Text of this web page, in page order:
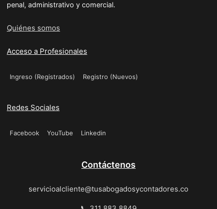
penal, administrativo y comercial.
Quiénes somos
Acceso a Profesionales
Ingreso (Registrados) Registro (Nuevos)
Redes Sociales
Facebook YouTube Linkedin
Contáctenos
servicioalcliente@tusabogadosycontadores.co